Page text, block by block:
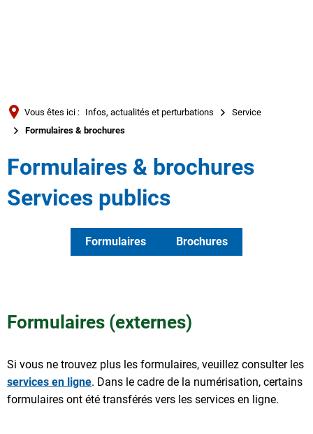
Português
Deutsch
Vous êtes ici : Infos, actualités et perturbations
Service
Formulaires & brochures
Formulaires & brochures
Services publics
Formulaires Brochures
Formulaires (externes)
Si vous ne trouvez plus les formulaires, veuillez consulter les
services en ligne. Dans le cadre de la numérisation, certains
formulaires ont été transférés vers les services en ligne.